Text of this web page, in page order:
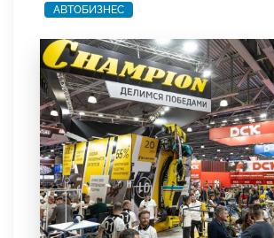
АВТОБИЗНЕС